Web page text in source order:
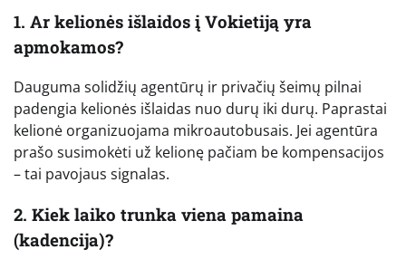
1. Ar kelionės išlaidos į Vokietiją yra
apmokamos?
Dauguma solidžių agentūrų ir privačių šeimų pilnai
padengia kelionės išlaidas nuo durų iki durų. Paprastai
kelionė organizuojama mikroautobusais. Jei agentūra
prašo susimokėti už kelionę pačiam be kompensacijos
– tai pavojaus signalas.
2. Kiek laiko trunka viena pamaina
(kadencija)?